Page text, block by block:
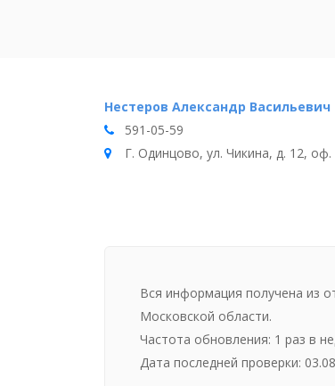
Нестеров Александр Васильевич
591-05-59
Г. Одинцово, ул. Чикина, д. 12,
Вся информация получена из
Московской области.
Частота обновления: 1 раз в
Дата последней проверки: